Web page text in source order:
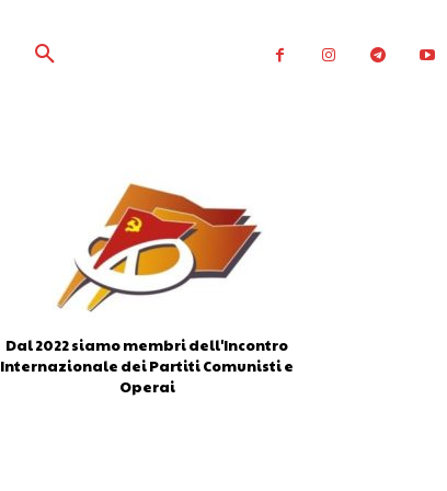
Dal 2022 siamo membri dell'Incontro
Internazionale dei Partiti Comunisti e
Operai